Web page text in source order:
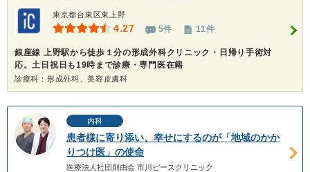
東京都台東区東上野
4.27 5件 11件
銀座線 上野駅から徒歩１分の形成外科クリニック・日帰り手術対
応。土日祝日も19時まで診療・専門医在籍
診療科：形成外科、美容皮膚科
内科
患者様に寄り添い、幸せにするのが「地域のかか
りつけ医」の使命
医療法人社団則由会 市川ピースクリニック